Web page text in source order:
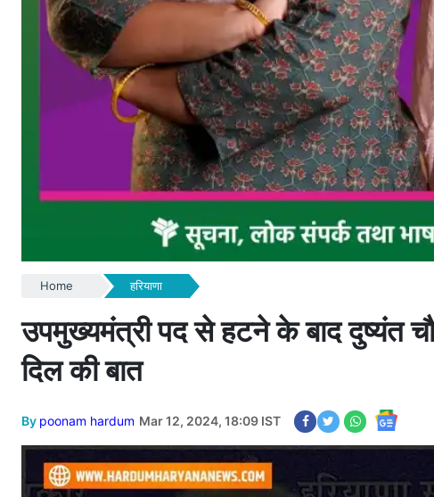
Home हरियाणा
उपमुख्यमंत्री पद से हटने के बाद दुष्यंत
दिल की बात
By poonam hardum Mar 12, 2024, 18:09 IST